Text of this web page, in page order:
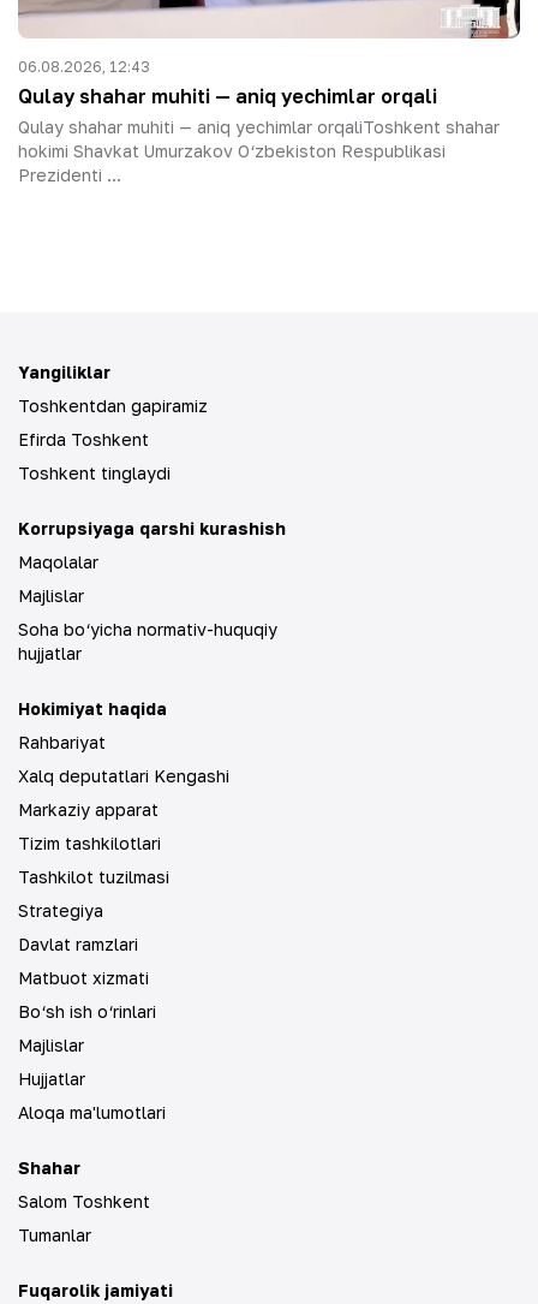
06.08.2026, 12:43
Qulay shahar muhiti — aniq yechimlar orqali
Qulay shahar muhiti — aniq yechimlar orqaliToshkent shahar
hokimi Shavkat Umurzakov O‘zbekiston Respublikasi
Prezidenti ...
Yangiliklar
Toshkentdan gapiramiz
Efirda Toshkent
Toshkent tinglaydi
Korrupsiyaga qarshi kurashish
Maqolalar
Majlislar
Soha bo‘yicha normativ-huquqiy
hujjatlar
Hokimiyat haqida
Rahbariyat
Xalq deputatlari Kengashi
Markaziy apparat
Tizim tashkilotlari
Tashkilot tuzilmasi
Strategiya
Davlat ramzlari
Matbuot xizmati
Bo‘sh ish o‘rinlari
Majlislar
Hujjatlar
Aloqa ma'lumotlari
Shahar
Salom Toshkent
Tumanlar
Fuqarolik jamiyati